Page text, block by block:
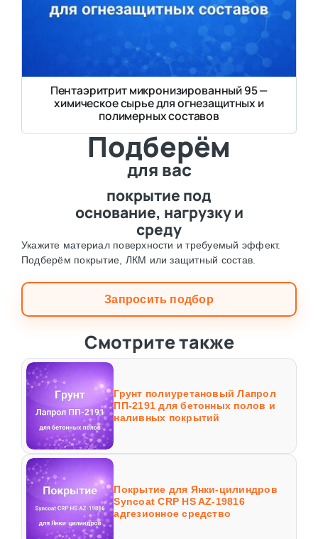
Пентаэритрит микронизированный 95 —
химическое сырье для огнезащитных и
полимерных составов
Подберём
для вас
покрытие под
основание, нагрузку и
среду
Укажите материал поверхности и требуемый эффект.
Подберём покрытие, ЛКМ или защитный состав.
Запросить подбор
Смотрите также
Грунт полиуретановый Лапрол
ПП-2191 для бетонных полов и
наливных покрытий
Покрытие для Янки-цилиндров
Syncoat CRP HS AZ-19816
адгезионное средство